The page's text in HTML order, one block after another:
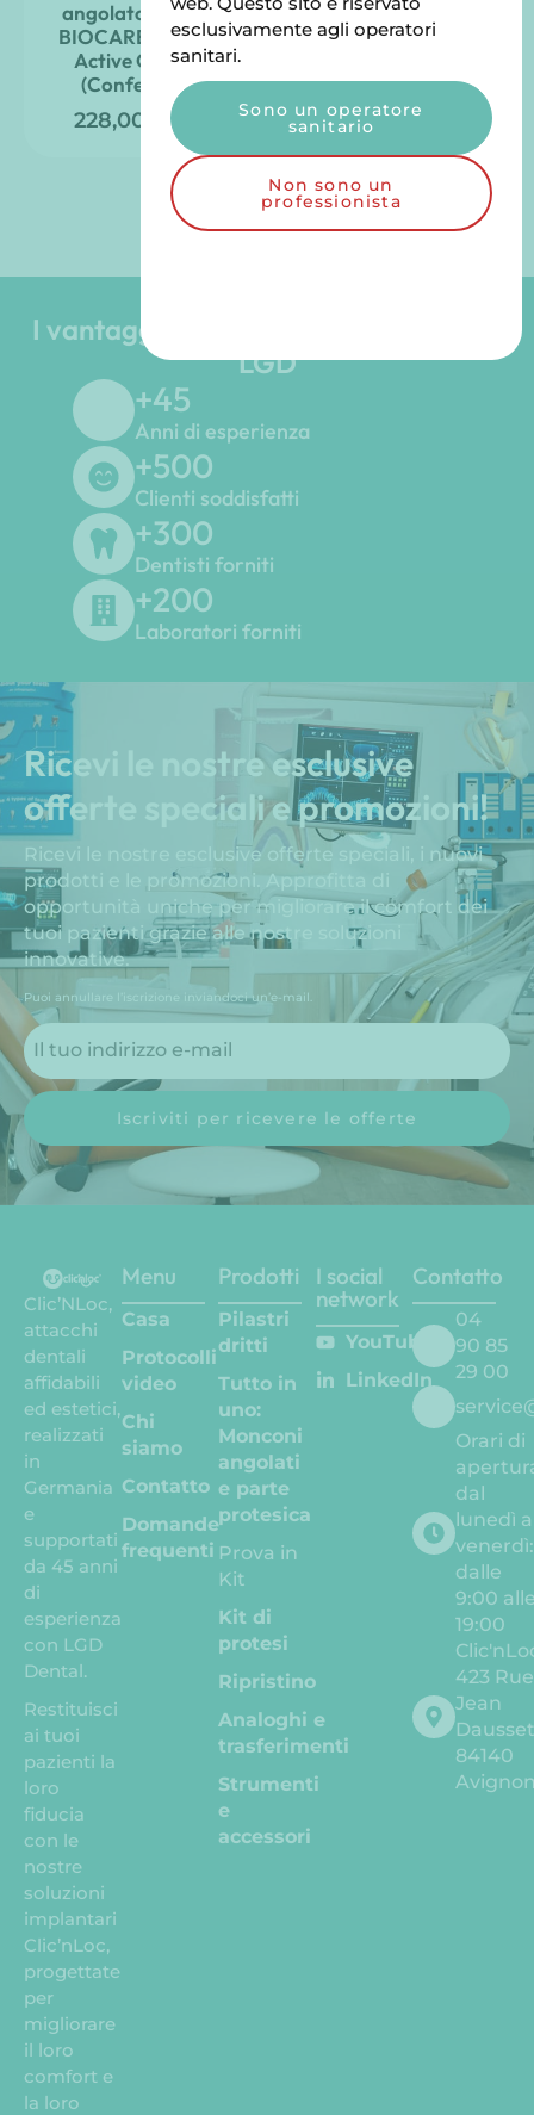
angolato NOBEL
BIOCARE – Nobel
Active Conical
(Confezione)
228,00
con ZIMVIE – Certa
Connessione
I vantaggi del Gruppo Odontoiatrico
LGD
+45
Anni di esperienza
+500
Clienti soddisfatti
+300
Dentisti forniti
+200
Laboratori forniti
Ricevi le nostre esclusive
offerte speciali e promozioni!
Ricevi le nostre esclusive offerte speciali, i nuovi
prodotti e le promozioni. Approfitta di
opportunità uniche per migliorare il comfort dei
tuoi pazienti grazie alle nostre soluzioni
innovative.
Puoi annullare l’iscrizione inviandoci un’e-mail.
Iscriviti per ricevere le offerte
Clic’NLoc,
attacchi
dentali
affidabili
ed estetici,
realizzati
in
Germania
e
supportati
da 45 anni
di
esperienza
con LGD
Dental.
Restituisci
ai tuoi
pazienti la
loro
fiducia
con le
nostre
soluzioni
implantari
Clic’nLoc,
progettate
per
migliorare
il loro
comfort e
la loro
Menu
Casa
Protocolli
video
Chi
siamo
Contatto
Domande
frequenti
Prodotti
Pilastri
dritti
Tutto in
uno:
Monconi
angolati
e parte
protesica
Prova in
Kit
Kit di
protesi
Ripristino
Analoghi e
trasferimenti
Strumenti
e
accessori
I social
network
YouTube
LinkedIn
Contatto
04
90 85
29 00
Orari di
dal
lunedì
venerdì:
dalle
9:00
19:00
423 Rue
Jean
84140
esclusivamente agli operatori
sanitari.
Sono un operatore
sanitario
Non sono un
professionista